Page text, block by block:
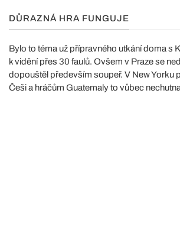
DŮRAZNÁ HRA FUNGUJE
Bylo to téma už přípravného utkání doma s
k vidění přes 30 faulů. Ovšem v Praze se
dopouštěl především soupeř. V New Yorku
Češi a hráčům Guatemaly to vůbec